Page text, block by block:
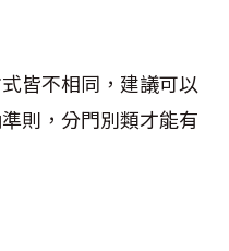
皆不相同，建議可以
則，分門別類才能有